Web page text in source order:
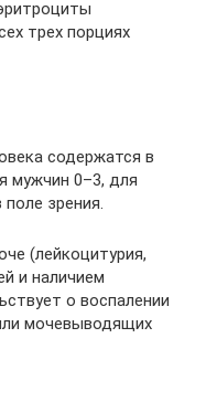
трех порциях
содержатся в
мужчин 0–3, для
зрения.
(лейкоцитурия,
и наличием
о воспалении
мочевыводящих